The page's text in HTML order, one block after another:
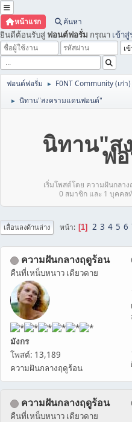
หน้าแรก ค้นหา
ยินดีต้อนรับสู่ ฟอนต์ฟอรั่ม กรุณา เข้า
ฟอนต์ฟอรั่ม ► F0NT Community (เก่า)
► นิทาน"สงครามแดนฟอนต์"
นิทาน"ส
ฟ
เริ่มโพสต์โดย ความฝันกลา
0 สมาชิก และ 1 บุคคล
เลื่อนลงด้านล่าง หน้า 1 2 3 4 5 6
ความฝันกลางฤดูร้อน
คืนที่เหน็บหนาว เดียวดาย
มังกร
โพสต์: 13,189
ความฝันกลางฤดูร้อน
ความฝันกลางฤดูร้อน
คืนที่เหน็บหนาว เดียวดาย